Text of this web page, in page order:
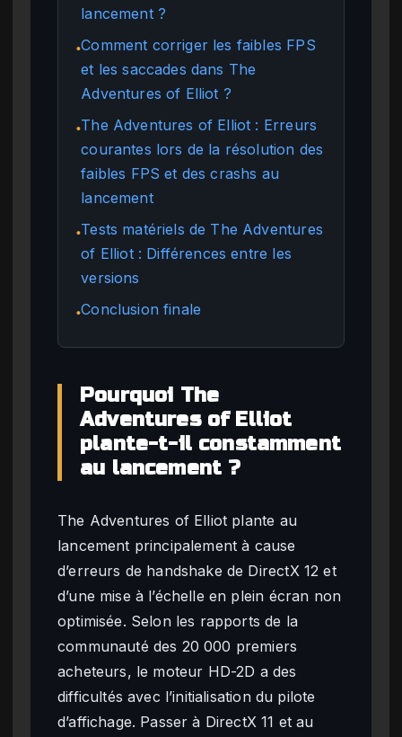
lancement ?
●Comment corriger les faibles FPS
et les saccades dans The
Adventures of Elliot ?
●The Adventures of Elliot : Erreurs
courantes lors de la résolution des
faibles FPS et des crashs au
lancement
●Tests matériels de The Adventures
of Elliot : Différences entre les
versions
●Conclusion finale
Pourquoi The
Adventures of Elliot
plante-t-il constamment
au lancement ?
The Adventures of Elliot plante au
lancement principalement à cause
d’erreurs de handshake de DirectX 12 et
d’une mise à l’échelle en plein écran non
optimisée. Selon les rapports de la
communauté des 20 000 premiers
acheteurs, le moteur HD-2D a des
difficultés avec l’initialisation du pilote
d’affichage. Passer à DirectX 11 et au